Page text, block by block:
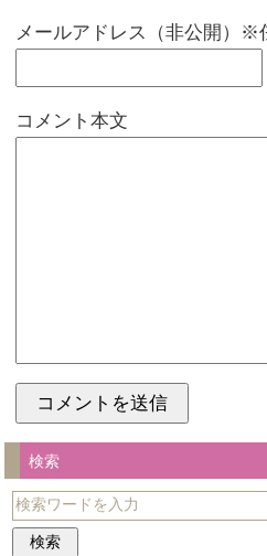
メールアドレス（非公開）※
コメント本文
検索